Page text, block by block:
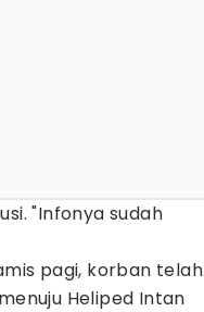
"Infonya sudah
pagi, korban telah
Heliped Intan